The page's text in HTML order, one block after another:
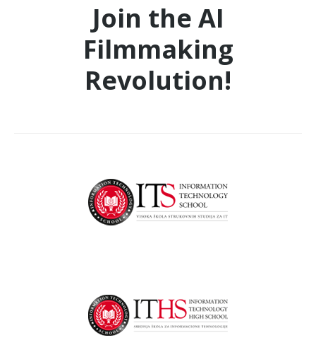
Join the AI
Filmmaking
Revolution!